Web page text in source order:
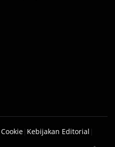
| Kebijakan Editorial |